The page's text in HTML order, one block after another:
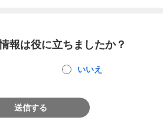
報は役に立ちましたか？
いいえ
送信する